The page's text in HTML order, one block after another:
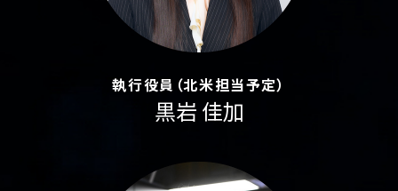
執行役員（北米担当予定）
黒岩 佳加